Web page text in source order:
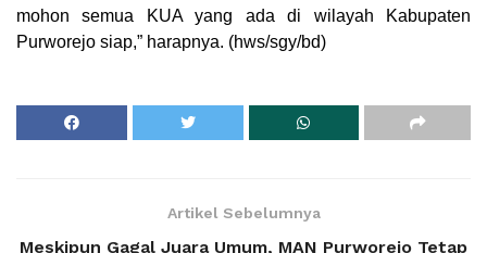
mohon semua KUA yang ada di wilayah Kabupaten
Purworejo siap,” harapnya. (hws/sgy/bd)
Artikel Sebelumnya
Meskipun Gagal Juara Umum, MAN Purworejo Tetap